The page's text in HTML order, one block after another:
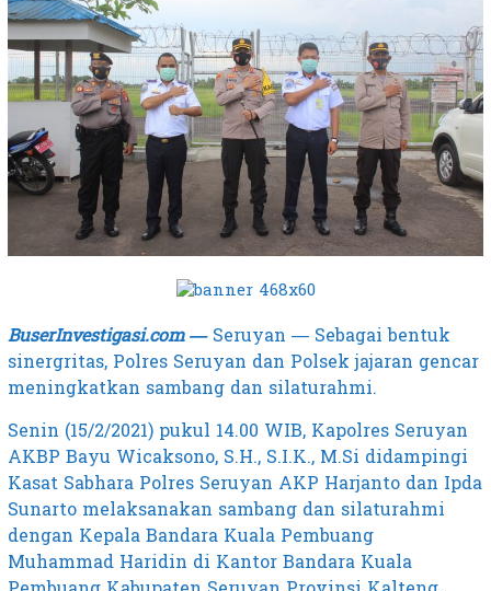
BuserInvestigasi.com —Seruyan — Sebagai bentuk
sinergritas, Polres Seruyan dan Polsek jajaran gencar
meningkatkan sambang dan silaturahmi.
Senin (15/2/2021) pukul 14.00 WIB, Kapolres Seruyan
AKBP Bayu Wicaksono, S.H., S.I.K., M.Si didampingi
Kasat Sabhara Polres Seruyan AKP Harjanto dan Ipda
Sunarto melaksanakan sambang dan silaturahmi
dengan Kepala Bandara Kuala Pembuang
Muhammad Haridin di Kantor Bandara Kuala